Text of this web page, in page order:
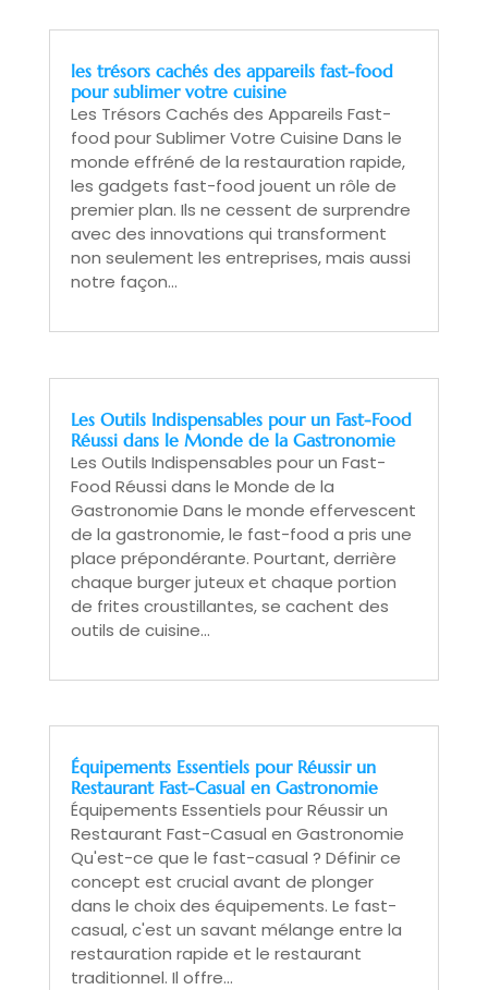
les trésors cachés des appareils fast-food
pour sublimer votre cuisine
Les Trésors Cachés des Appareils Fast-
food pour Sublimer Votre Cuisine Dans le
monde effréné de la restauration rapide,
les gadgets fast-food jouent un rôle de
premier plan. Ils ne cessent de surprendre
avec des innovations qui transforment
non seulement les entreprises, mais aussi
notre façon...
Les Outils Indispensables pour un Fast-Food
Réussi dans le Monde de la Gastronomie
Les Outils Indispensables pour un Fast-
Food Réussi dans le Monde de la
Gastronomie Dans le monde effervescent
de la gastronomie, le fast-food a pris une
place prépondérante. Pourtant, derrière
chaque burger juteux et chaque portion
de frites croustillantes, se cachent des
outils de cuisine...
Équipements Essentiels pour Réussir un
Restaurant Fast-Casual en Gastronomie
Équipements Essentiels pour Réussir un
Restaurant Fast-Casual en Gastronomie
Qu'est-ce que le fast-casual ? Définir ce
concept est crucial avant de plonger
dans le choix des équipements. Le fast-
casual, c'est un savant mélange entre la
restauration rapide et le restaurant
traditionnel. Il offre...